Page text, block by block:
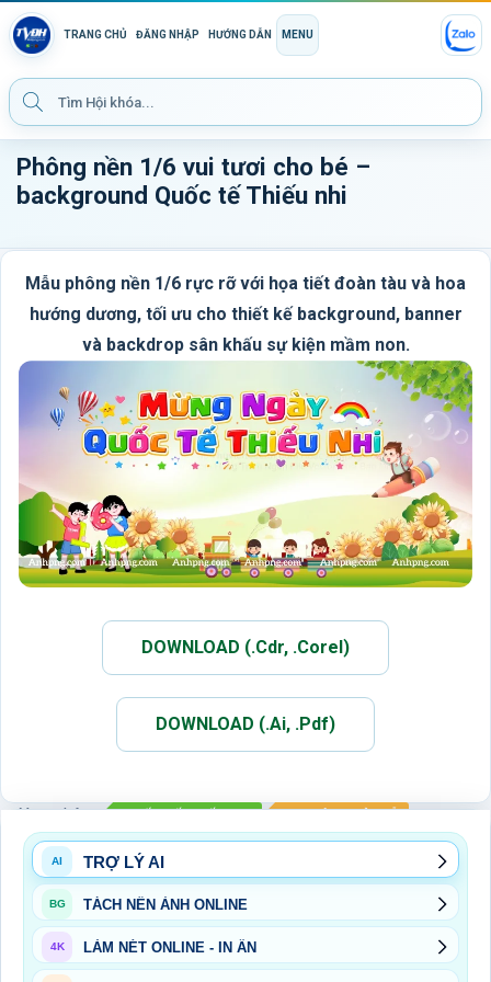
TRANG CHỦ ĐĂNG NHẬP HƯỚNG DẪN MENU
Phông nền 1/6 vui tươi cho bé –
background Quốc tế Thiếu nhi
Mẫu phông nền 1/6 rực rỡ với họa tiết đoàn tàu và hoa
hướng dương, tối ưu cho thiết kế background, banner
và backdrop sân khấu sự kiện mầm non.
DOWNLOAD (.Cdr, .Corel)
DOWNLOAD (.Ai, .Pdf)
Xem thêm:
AI TRỢ LÝ AI
BG TÁCH NỀN ẢNH ONLINE
4K LÀM NÉT ONLINE - IN ẤN